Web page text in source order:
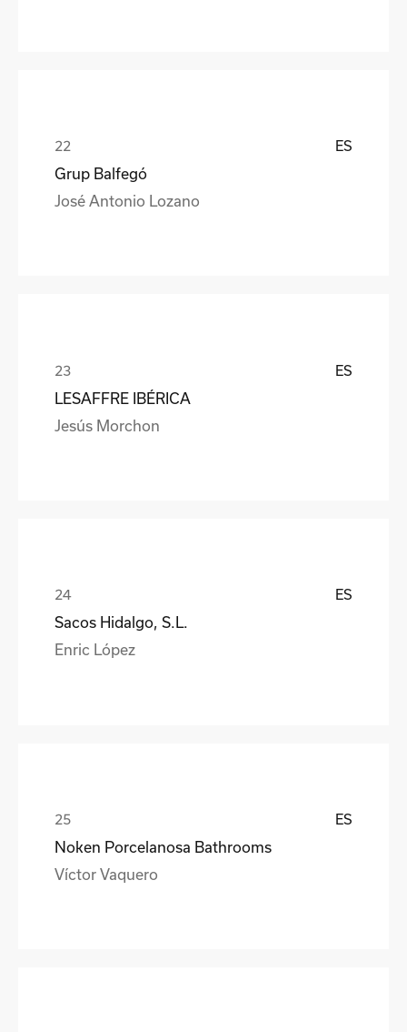
ES
Grup Balfegó
José Antonio Lozano
ES
LESAFFRE IBÉRICA
Jesús Morchon
ES
Sacos Hidalgo, S.L.
Enric López
ES
Noken Porcelanosa Bathrooms
Víctor Vaquero